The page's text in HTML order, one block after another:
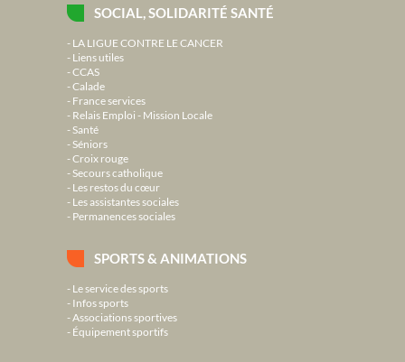
SOCIAL, SOLIDARITÉ SANTÉ
LA LIGUE CONTRE LE CANCER
Liens utiles
CCAS
Calade
France services
Relais Emploi - Mission Locale
Santé
Séniors
Croix rouge
Secours catholique
Les restos du cœur
Les assistantes sociales
Permanences sociales
SPORTS & ANIMATIONS
Le service des sports
Infos sports
Associations sportives
Équipement sportifs